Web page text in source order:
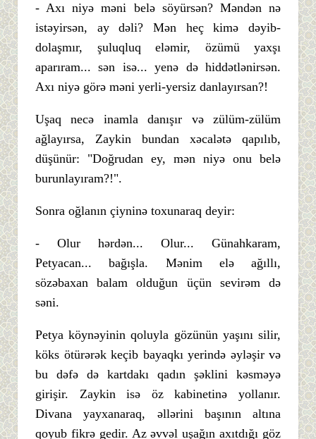
- Axı niyə məni belə söyürsən? Məndən nə
istəyirsən, ay dəli? Mən heç kimə dəyib-
dolaşmır, şuluqluq eləmir, özümü yaxşı
aparıram... sən isə... yenə də hiddətlənirsən.
Axı niyə görə məni yerli-yersiz danlayırsan?!
Uşaq necə inamla danışır və zülüm-zülüm
ağlayırsa, Zaykin bundan xəcalətə qapılıb,
düşünür: "Doğrudan ey, mən niyə onu belə
burunlayıram?!".
Sonra oğlanın çiyninə toxunaraq deyir:
- Olur hərdən... Olur... Günahkaram,
Petyacan... bağışla. Mənim elə ağıllı,
sözəbaxan balam olduğun üçün sevirəm də
səni.
Petya köynəyinin qoluyla gözünün yaşını silir,
köks ötürərək keçib bayaqkı yerində əyləşir və
bu dəfə də kartdakı qadın şəklini kəsməyə
girişir. Zaykin isə öz kabinetinə yollanır.
Divana yayxanaraq, əllərini başının altına
qoyub fikrə gedir. Az əvvəl uşağın axıtdığı göz